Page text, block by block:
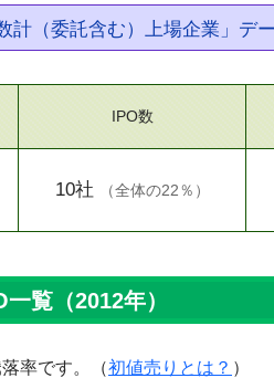
計（委託含む）上場企業」デ
IPO数
10社 （全体の22％ ）
覧（2012年）
率です。（初値売りとは？ ）